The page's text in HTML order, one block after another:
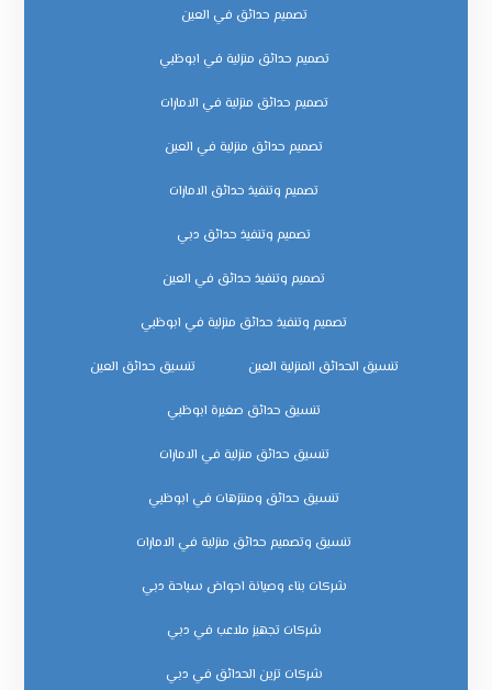
تصميم حدائق في العين
تصميم حدائق منزلية في ابوظبي
تصميم حدائق منزلية في الامارات
تصميم حدائق منزلية في العين
تصميم وتنفيذ حدائق الامارات
تصميم وتنفيذ حدائق دبي
تصميم وتنفيذ حدائق في العين
تصميم وتنفيذ حدائق منزلية في ابوظبي
تنسيق الحدائق المنزلية العين تنسيق حدائق العين
تنسيق حدائق صغيرة ابوظبي
تنسيق حدائق منزلية في الامارات
تنسيق حدائق ومنتزهات في ابوظبي
تنسيق وتصميم حدائق منزلية في الامارات
شركات بناء وصيانة احواض سباحة دبي
شركات تجهيز ملاعب في دبي
شركات تزين الحدائق في دبي